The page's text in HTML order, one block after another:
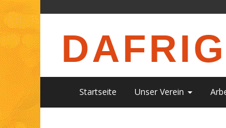
DAFRIG
Startseite Unser Verein